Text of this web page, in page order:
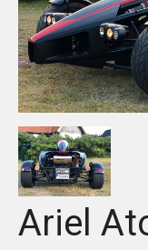
ARIEL SVERIGE
ATOM
NOMAD
ACE
ARIEL SERVICE
HISTORY
Ariel